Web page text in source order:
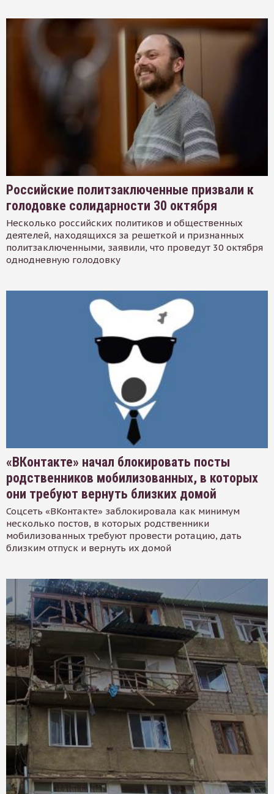
Российские политзаключенные призвали к
голодовке солидарности 30 октября
Несколько российских политиков и общественных
деятелей, находящихся за решеткой и признанных
политзаключенными, заявили, что проведут 30 октября
однодневную голодовку
«ВКонтакте» начал блокировать посты
родственников мобилизованных, в которых
они требуют вернуть близких домой
Соцсеть «ВКонтакте» заблокировала как минимум
несколько постов, в которых родственники
мобилизованных требуют провести ротацию, дать
близким отпуск и вернуть их домой